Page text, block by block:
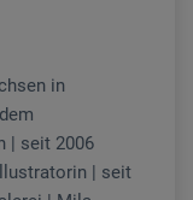
in
| seit 2006
| seit